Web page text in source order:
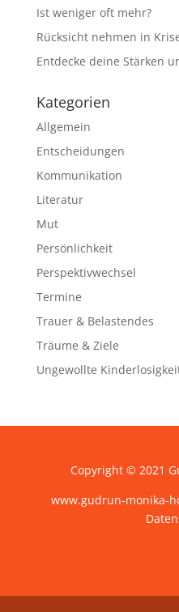
Ist weniger oft mehr?
Rücksicht nehmen in
Entdecke deine Stärken
Kategorien
Allgemein
Entscheidungen
Kommunikation
Literatur
Mut
Persönlichkeit
Perspektivwechsel
Termine
Trauer & Belastendes
Träume & Ziele
Ungewollte
Copyright © 2021
www.gudrun-monika-